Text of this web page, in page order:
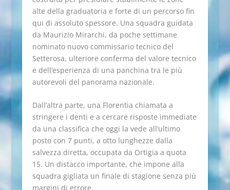
alte della graduatoria e forte di un percorso fin
qui di assoluto spessore. Una squadra guidata
da Maurizio Mirarchi, da poche settimane
nominato nuovo commissario tecnico del
Setterosa, ulteriore conferma del valore tecnico
e dell’esperienza di una panchina tra le più
autorevoli del panorama nazionale.
Dall’altra parte, una Florentia chiamata a
stringere i denti e a cercare risposte immediate
da una classifica che oggi la vede all’ultimo
posto con 7 punti, a otto lunghezze dalla
salvezza diretta, occupata da Ortigia a quota
15. Un distacco importante, che impone alla
squadra gigliata un finale di stagione senza più
margini di errore.